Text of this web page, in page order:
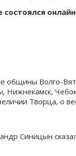
общины Волго-
Творца, о
Синицын